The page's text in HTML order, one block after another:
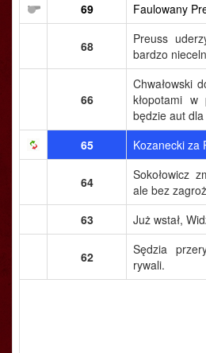
69
Faulowany
68
Preuss
bardzo
66
Chwałowski
kłopotami w
będzie aut
65
Kozanecki za
64
Sokołowicz
ale bez
63
Już wstał,
62
Sędzia
rywali.